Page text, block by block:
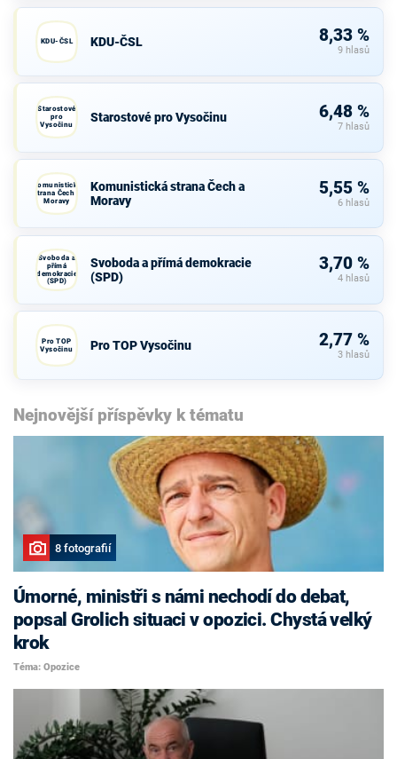
KDU-ČSL KDU-ČSL 8,33 %
9 hlasů
Starostové
pro
Vysočinu
Starostové pro Vysočinu 6,48 %
7 hlasů
Komunistická
strana Čech a
Moravy
Komunistická strana Čech a
Moravy
5,55 %
6 hlasů
Svoboda a
přímá
demokracie
(SPD)
Svoboda a přímá demokracie
(SPD)
3,70 %
4 hlasů
Pro TOP
Vysočinu
Pro TOP Vysočinu 2,77 %
3 hlasů
Nejnovější příspěvky k tématu
8 fotografií
Úmorné, ministři s námi nechodí do debat,
popsal Grolich situaci v opozici. Chystá velký
krok
Téma: Opozice